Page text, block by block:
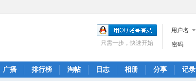
用户名
密码
只需一步，快速开始
广播 排行榜 淘帖 日志 相册 分享 记录